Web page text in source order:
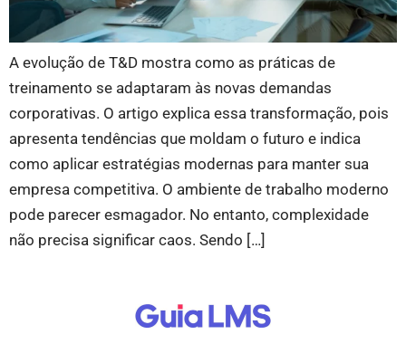
A evolução de T&D mostra como as práticas de
treinamento se adaptaram às novas demandas
corporativas. O artigo explica essa transformação, pois
apresenta tendências que moldam o futuro e indica
como aplicar estratégias modernas para manter sua
empresa competitiva. O ambiente de trabalho moderno
pode parecer esmagador. No entanto, complexidade
não precisa significar caos. Sendo […]